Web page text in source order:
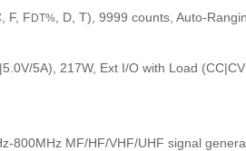
F, FDT%
, D, T), 9999 counts, Auto-
5A), 217W, Ext I/O with Load
800MHz MF/HF/VHF/UHF signal